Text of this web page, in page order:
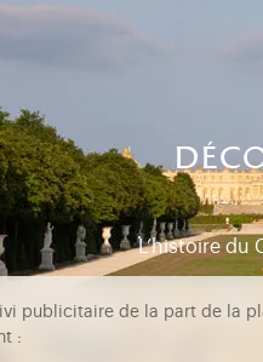
L’histoire du
publicitaire de la part de la
: